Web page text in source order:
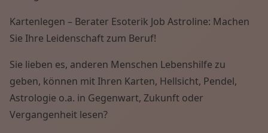
Kartenlegen – Berater Esoterik Job Astroline: Machen
Sie Ihre Leidenschaft zum Beruf!
Sie lieben es, anderen Menschen Lebenshilfe zu
geben, können mit Ihren Karten, Hellsicht, Pendel,
Astrologie o.a. in Gegenwart, Zukunft oder
Vergangenheit lesen?